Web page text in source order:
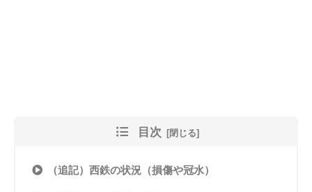
目次
（追記）西鉄の状況（損傷や冠水）